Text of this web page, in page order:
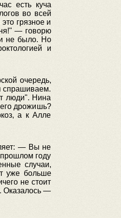
есть куча
во всей
грязное и
— говорю
не было. Но
и
очередь,
спрашиваем.
люди". Нина
дрожишь?
а к Алле
— Вы не
году
случаи,
уже больше
не стоит
Оказалось —